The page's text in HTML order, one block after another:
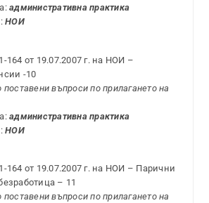
административна практика
НОИ
164 от 19.07.2007 г. на НОИ –
-10
поставени въпроси по прилагането на
административна практика
НОИ
164 от 19.07.2007 г. на НОИ – Парични
– 11
поставени въпроси по прилагането на